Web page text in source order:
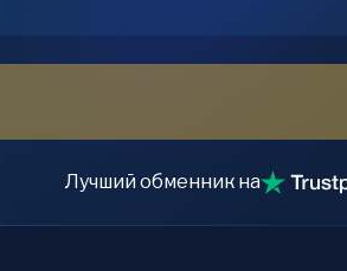
Лучший обменник на